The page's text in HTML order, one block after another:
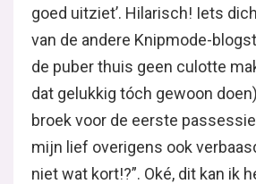
goed uitziet’. Hilarisch! Iets
van de andere Knipmode-
de puber thuis geen culotte
dat gelukkig tóch gewoon
broek voor de eerste
mijn lief overigens ook
niet wat kort!?”. Oké, dit kan ik